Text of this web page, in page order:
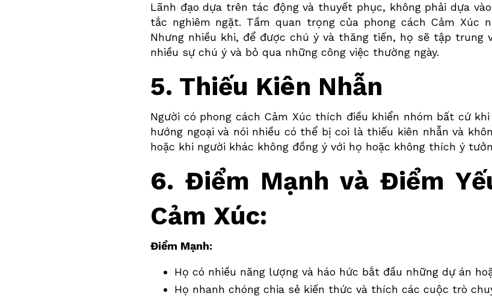
Lãnh đạo dựa trên tác động và thuyết phục, không phải dựa
tắc nghiêm ngặt. Tầm quan trọng của phong cách Cảm Xúc
Nhưng nhiều khi, để được chú ý và thăng tiến, họ sẽ tập trung
nhiều sự chú ý và bỏ qua những công việc thường ngày.
5. Thiếu Kiên Nhẫn
Người có phong cách Cảm Xúc thích điều khiển nhóm bất cứ
hướng ngoại và nói nhiều có thể bị coi là thiếu kiên nhẫn và
hoặc khi người khác không đồng ý với họ hoặc không thích ý
6. Điểm Mạnh và Điểm
Cảm Xúc:
Điểm Mạnh:
Họ có nhiều năng lượng và háo hức bắt đầu những dự án
Họ nhanh chóng chia sẻ kiến thức và thích các cuộc trò